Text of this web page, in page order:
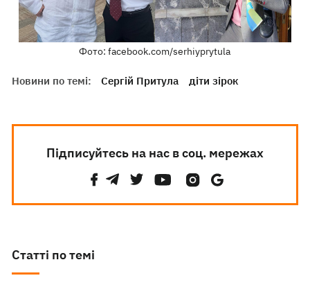
Фото: facebook.com/serhiyprytula
Новини по темі: Сергій Притула діти зірок
Підписуйтесь на нас в соц. мережах
Статті по темі